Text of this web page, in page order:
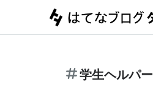
学生ヘルパー